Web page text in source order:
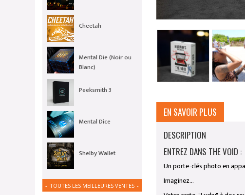
Cheetah
Mental Die (Noir ou
Blanc)
Peeksmith 3
Mental Dice
Shelby Wallet
TOUTES LES MEILLEURES VENTES
EN SAVOIR PLUS
DESCRIPTION
ENTREZ DANS THE VOID :
Un porte-clés photo en
Imaginez…